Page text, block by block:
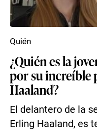
¿Quién es la
por su increíble
Haaland?
El delantero de la
Erling Haaland, es
Quién